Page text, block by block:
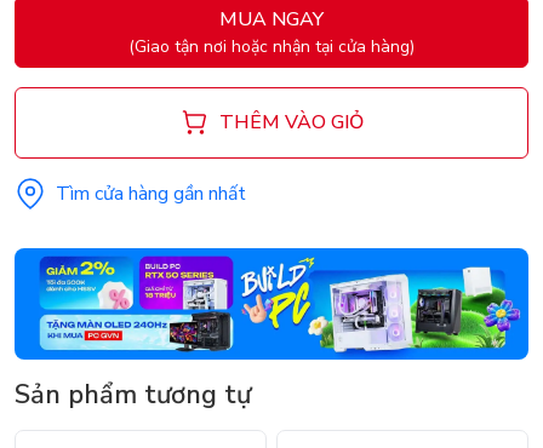
MUA NGAY
(Giao tận nơi hoặc nhận tại cửa hàng)
THÊM VÀO GIỎ
Tìm cửa hàng gần nhất
Sản phẩm tương tự